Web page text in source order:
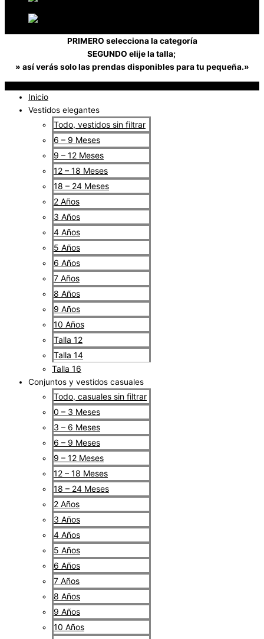
PRIMERO selecciona la categoría
SEGUNDO elije la talla;
» así verás solo las prendas disponibles para tu pequeña.»
Inicio
Vestidos elegantes
Todo, vestidos sin filtrar
6 – 9 Meses
9 – 12 Meses
12 – 18 Meses
18 – 24 Meses
2 Años
3 Años
4 Años
5 Años
6 Años
7 Años
8 Años
9 Años
10 Años
Talla 12
Talla 14
Talla 16
Conjuntos y vestidos casuales
Todo, casuales sin filtrar
0 – 3 Meses
3 – 6 Meses
6 – 9 Meses
9 – 12 Meses
12 – 18 Meses
18 – 24 Meses
2 Años
3 Años
4 Años
5 Años
6 Años
7 Años
8 Años
9 Años
10 Años